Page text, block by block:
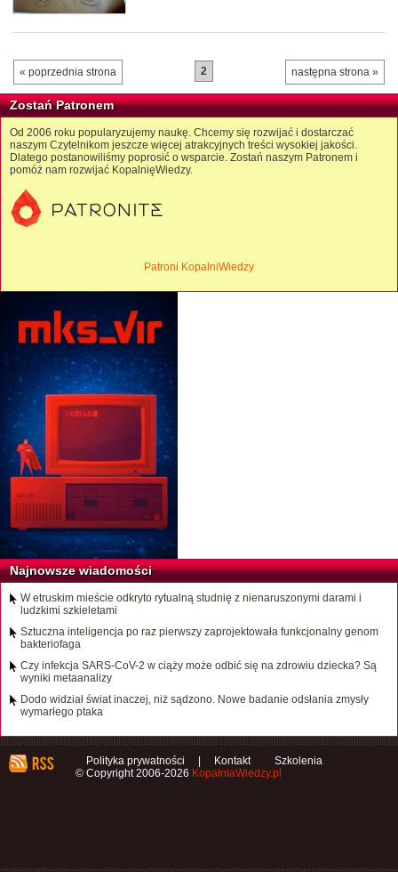
« poprzednia strona następna strona »
2
Zostań Patronem
Od 2006 roku popularyzujemy naukę. Chcemy się rozwijać i dostarczać
naszym Czytelnikom jeszcze więcej atrakcyjnych treści wysokiej jakości.
Dlatego postanowiliśmy poprosić o wsparcie. Zostań naszym Patronem i
pomóż nam rozwijać KopalnięWiedzy.
Patroni KopalniWiedzy
Najnowsze wiadomości
W etruskim mieście odkryto rytualną studnię z nienaruszonymi darami i
ludzkimi szkieletami
Sztuczna inteligencja po raz pierwszy zaprojektowała funkcjonalny genom
bakteriofaga
Czy infekcja SARS-CoV-2 w ciąży może odbić się na zdrowiu dziecka? Są
wyniki metaanalizy
Dodo widział świat inaczej, niż sądzono. Nowe badanie odsłania zmysły
wymarłego ptaka
Polityka prywatności | Kontakt
Szkolenia
© Copyright 2006-2026 KopalniaWiedzy.pl